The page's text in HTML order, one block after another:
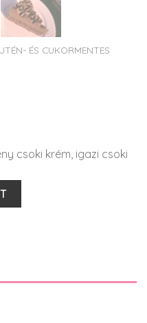
ÉS CUKORMENTES
csoki krém, igazi csoki